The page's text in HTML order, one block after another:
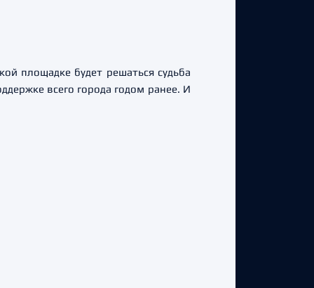
площадке будет решаться судьба
всего города годом ранее. И